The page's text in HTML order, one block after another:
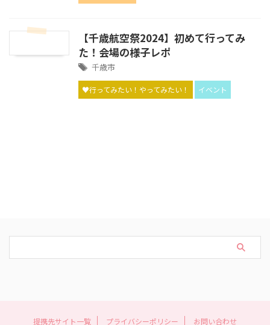
【千歳航空祭2024】初めて行ってみ
た！会場の様子レポ
千歳市
♥行ってみたい！やってみたい！ イベント
提携先サイト一覧 プライバシーポリシー お問い合わせ